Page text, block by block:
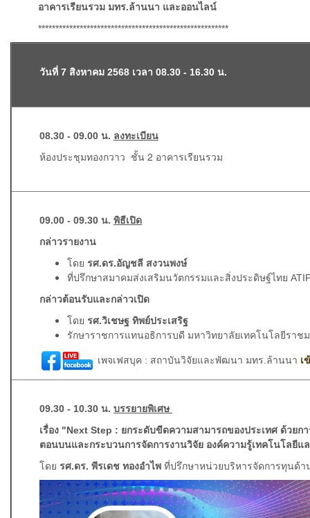
อาคารเรียนรวม มทร.ล้านนา และออนไลน์
*******************************************************
วันที่ 7 สิงหาคม 2568 เวลา 08.30 - 16.30 น.
08.30 - 09.00 น. ลงทะเบียน
ห้องประชุมทองกวาว ชั้น 2 อาคารเรียนรวม
09.00 - 09.30 น. พิธีเปิด
กล่าวรายงาน
โดย รศ.ดร.อัญชลี สงวนพงษ์
ที่ปรึกษาสมาคมส่งเสริมนวัตกรรมและสิ่งประดิษฐ์ไทย
กล่าวต้อนรับและกล่าวเปิด
โดย รศ.วิเชษฐ ทิพย์ประเสริฐ
รักษาราชการแทนอธิการบดี มหาวิทยาลัยเทคโนโลยีราช
เพจเฟสบุค : สถาบันวิจัยและพัฒนา มทร.ล้านนา เ
09.30 - 10.30 น. บรรยายพิเศษ
เรื่อง "Next Step : ยกระดับขีดความสามารถของประเทศ ด้วย
ตอนบนและกระบวนการจัดการงานวิจัย องค์ความรู้เทคโนโลยี
โดย รศ.ดร. พีรเดช ทองอำไพ ที่ปรึกษาหน่วยบริหารจัดการทุนด้